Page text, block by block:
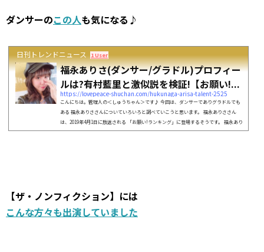
ダンサーのこの人も気になる♪
日刊トレンドニュース 1 User
福永ありさ(ダンサー/グラドル)プロフィー
ルは?有村藍里と激似説を検証!【お願い!...
https://lovepeace-shuchan.com/hukunaga-arisa-talent-2525
こんにちは。管理人の＜しゅうちゃん＞です♪ 今回は、ダンサーでありグラドルでも
ある 福永ありささんについていろいろと調べていこうと思います。 福永ありささん
は、2019年4月1日に放送される 「お願い!ランキング」に登場するそうです。 福永あり
ささんのダンサーとグラドルがミックスされると どんな化学反応が起こるのかが気に
【ザ・ノンフィクション】には
こんな方々も出演していました